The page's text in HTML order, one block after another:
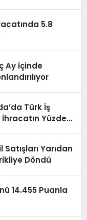
5.8
Ay İçinde
Türk İş
Yüzde
Yarıdan
Döndü
14.455 Puanla